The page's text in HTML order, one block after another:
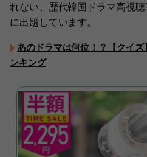
れない、歴代韓国ドラマ高視
に出題しています。
あのドラマは何位！？【クイ
ンキング